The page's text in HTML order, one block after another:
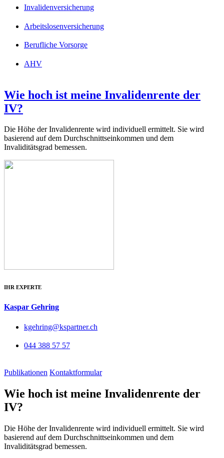
Invalidenversicherung
Arbeitslosenversicherung
Berufliche Vorsorge
AHV
Wie hoch ist meine Invalidenrente der
IV?
Die Höhe der Invalidenrente wird individuell ermittelt. Sie wird
basierend auf dem Durchschnittseinkommen und dem
Invaliditätsgrad bemessen.
IHR EXPERTE
Kaspar Gehring
kgehring@kspartner.ch
044 388 57 57
Publikationen Kontaktformular
Wie hoch ist meine Invalidenrente der
IV?
Die Höhe der Invalidenrente wird individuell ermittelt. Sie wird
basierend auf dem Durchschnittseinkommen und dem
Invaliditätsgrad bemessen.